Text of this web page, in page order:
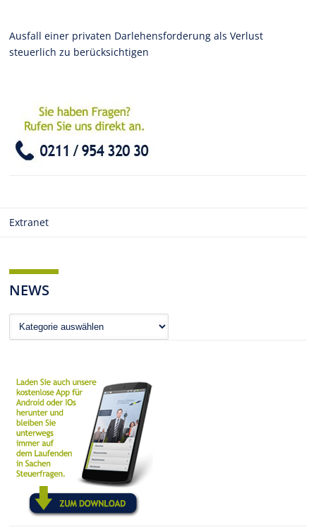
Ausfall einer privaten Darlehensforderung als Verlust
steuerlich zu berücksichtigen
Extranet
NEWS
News